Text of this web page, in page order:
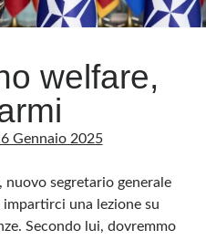
welfare,
Gennaio 2025
nuovo segretario generale
una lezione su
Secondo lui, dovremmo